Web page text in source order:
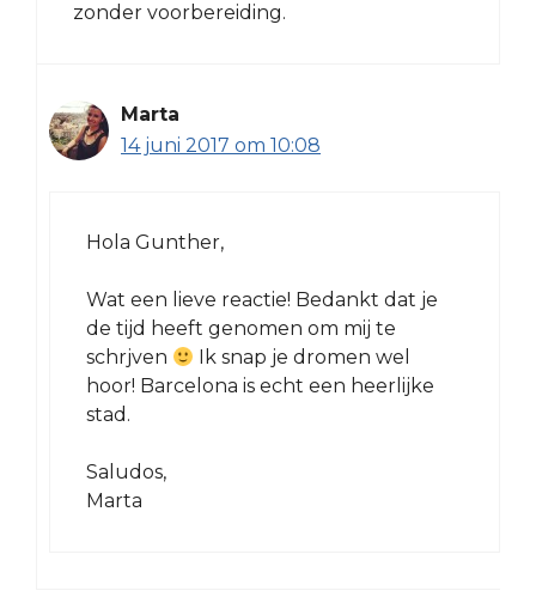
zonder voorbereiding.
Marta
14 juni 2017 om 10:08
Hola Gunther,
Wat een lieve reactie! Bedankt dat je
de tijd heeft genomen om mij te
schrjven
Ik snap je dromen wel
hoor! Barcelona is echt een heerlijke
stad.
Saludos,
Marta